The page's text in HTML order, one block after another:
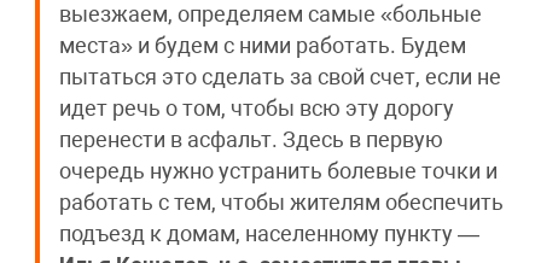
выезжаем, определяем самые «больные
места» и будем с ними работать. Будем
пытаться это сделать за свой счет, если не
идет речь о том, чтобы всю эту дорогу
перенести в асфальт. Здесь в первую
очередь нужно устранить болевые точки и
работать с тем, чтобы жителям обеспечить
подъезд к домам, населенному пункту —